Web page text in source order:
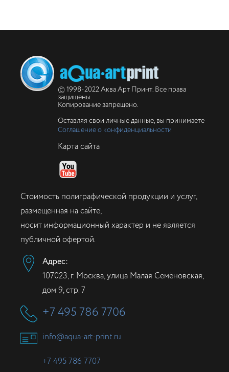
© 1998-2022 Аква Арт Принт. Все права
защищены.
Копирование запрещено.
Оставляя свои личные данные, вы принимаете
Соглашение о конфиденциальности
Карта сайта
Стоимость полиграфической продукции и услуг,
размещенная на сайте,
носит информационный характер и не является
публичной офертой.
Адрес:
107023, г. Москва, улица Малая Семёновская,
дом 9, стр. 7
+7 495 786 7706
info@aqua-art-print.ru
+7 495 786 7707